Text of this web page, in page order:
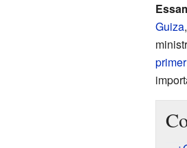
Guiza,